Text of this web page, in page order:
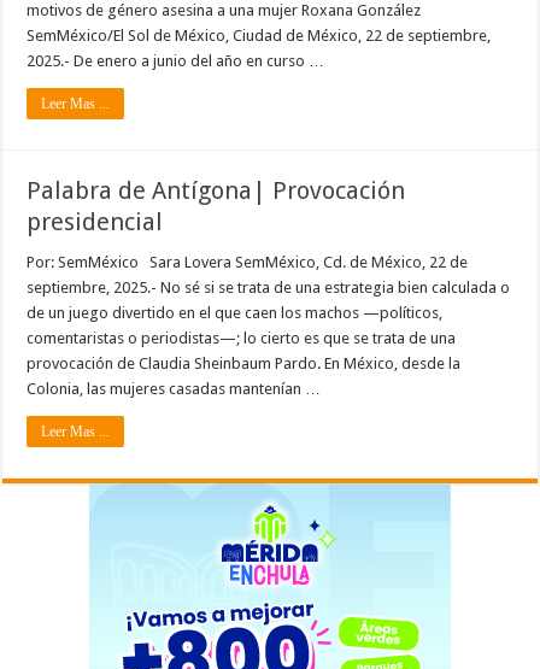
motivos de género asesina a una mujer Roxana González
SemMéxico/El Sol de México, Ciudad de México, 22 de septiembre,
2025.- De enero a junio del año en curso …
Leer Mas ...
Palabra de Antígona| Provocación
presidencial
Por: SemMéxico Sara Lovera SemMéxico, Cd. de México, 22 de
septiembre, 2025.- No sé si se trata de una estrategia bien calculada o
de un juego divertido en el que caen los machos —políticos,
comentaristas o periodistas—; lo cierto es que se trata de una
provocación de Claudia Sheinbaum Pardo. En México, desde la
Colonia, las mujeres casadas mantenían …
Leer Mas ...